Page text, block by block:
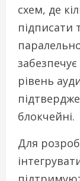
схем, де
підписати
рівень
блокчейні.
Для